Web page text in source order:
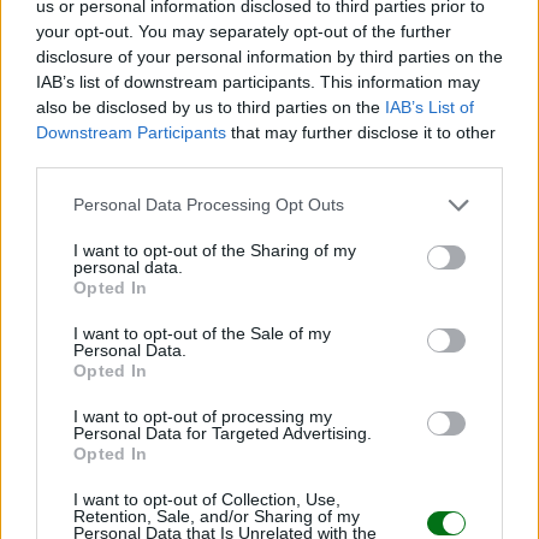
us or personal information disclosed to third parties prior to
your opt-out. You may separately opt-out of the further
disclosure of your personal information by third parties on the
IAB’s list of downstream participants. This information may
also be disclosed by us to third parties on the IAB’s List of
Downstream Participants that may further disclose it to other
Personal Data Processing Opt Outs
I want to opt-out of the Sharing of my
personal data.
Opted In
I want to opt-out of the Sale of my
Personal Data.
Opted In
I want to opt-out of processing my
Personal Data for Targeted Advertising.
Opted In
I want to opt-out of Collection, Use,
Retention, Sale, and/or Sharing of my
Personal Data that Is Unrelated with the
LEER
VIDEO | Nacen cuatrillizas idénticas de un único
óvulo fecundado: el caso de una entre 15 millones
y la parte que el viral no enseña
"Yo solo tenía 3 años": la historia real de un niño
que aprendió a calmarse con una pantalla
"Un día, tus hijos buscarán fotos contigo... Que las
a llegar al alma